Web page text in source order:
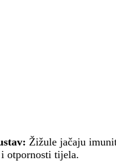
Žižule jačaju
otpornosti tijela.